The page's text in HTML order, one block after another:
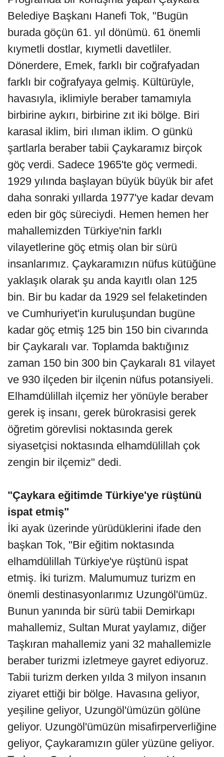
Belediye Başkanı Hanefi Tok, "Bugün
burada göçün 61. yıl dönümü. 61 önemli
kıymetli dostlar, kıymetli davetliler.
Dönerdere, Emek, farklı bir coğrafyadan
farklı bir coğrafyaya gelmiş. Kültürüyle,
havasıyla, iklimiyle beraber tamamıyla
birbirine aykırı, birbirine zıt iki bölge. Biri
karasal iklim, biri ılıman iklim. O günkü
şartlarla beraber tabii Çaykaramız birçok
göç verdi. Sadece 1965'te göç vermedi.
1929 yılında başlayan büyük büyük bir afet
daha sonraki yıllarda 1977'ye kadar devam
eden bir göç süreciydi. Hemen hemen her
mahallemizden Türkiye'nin farklı
vilayetlerine göç etmiş olan bir sürü
insanlarımız. Çaykaramızın nüfus kütüğüne
yaklaşık olarak şu anda kayıtlı olan 125
bin. Bir bu kadar da 1929 sel felaketinden
ve Cumhuriyet'in kuruluşundan bugüne
kadar göç etmiş 125 bin 150 bin civarında
bir Çaykaralı var. Toplamda baktığınız
zaman 150 bin 300 bin Çaykaralı 81 vilayet
ve 930 ilçeden bir ilçenin nüfus potansiyeli.
Elhamdülillah ilçemiz her yönüyle beraber
gerek iş insanı, gerek bürokrasisi gerek
öğretim görevlisi noktasında gerek
siyasetçisi noktasında elhamdülillah çok
zengin bir ilçemiz" dedi.
"Çaykara eğitimde Türkiye'ye rüştünü
ispat etmiş"
İki ayak üzerinde yürüdüklerini ifade den
başkan Tok, "Bir eğitim noktasında
elhamdülillah Türkiye'ye rüştünü ispat
etmiş. İki turizm. Malumumuz turizm en
önemli destinasyonlarımız Uzungöl'ümüz.
Bunun yanında bir sürü tabii Demirkapı
mahallemiz, Sultan Murat yaylamız, diğer
Taşkıran mahallemiz yani 32 mahallemizle
beraber turizmi izletmeye gayret ediyoruz.
Tabii turizm derken yılda 3 milyon insanın
ziyaret ettiği bir bölge. Havasına geliyor,
yeşiline geliyor, Uzungöl'ümüzün gölüne
geliyor. Uzungöl'ümüzün misafirperverliğine
geliyor, Çaykaramızın güler yüzüne geliyor.